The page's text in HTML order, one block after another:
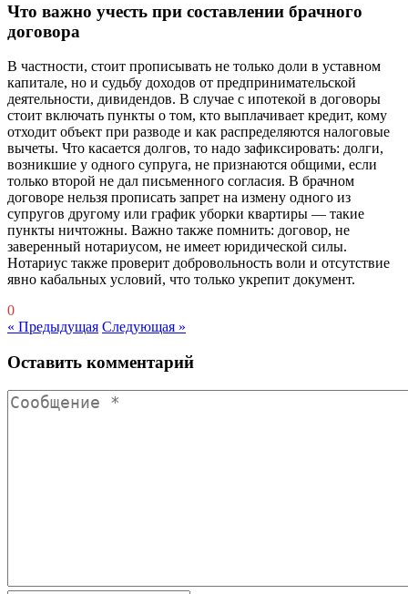
Что важно учесть при составлении брачного
договора
В частности, стоит прописывать не только доли в уставном
капитале, но и судьбу доходов от предпринимательской
деятельности, дивидендов. В случае с ипотекой в договоры
стоит включать пункты о том, кто выплачивает кредит, кому
отходит объект при разводе и как распределяются налоговые
вычеты. Что касается долгов, то надо зафиксировать: долги,
возникшие у одного супруга, не признаются общими, если
только второй не дал письменного согласия. В брачном
договоре нельзя прописать запрет на измену одного из
супругов другому или график уборки квартиры — такие
пункты ничтожны. Важно также помнить: договор, не
заверенный нотариусом, не имеет юридической силы.
Нотариус также проверит добровольность воли и отсутствие
явно кабальных условий, что только укрепит документ.
0
« Предыдущая Следующая »
Оставить комментарий